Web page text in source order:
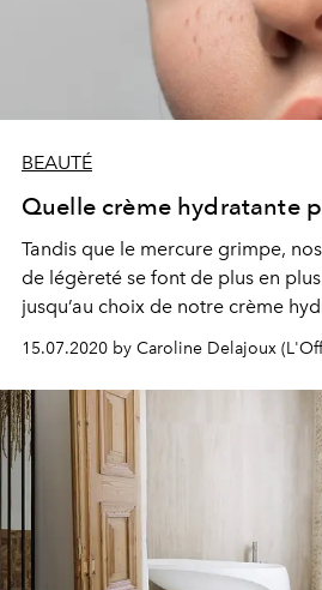
BEAUTÉ
Quelle crème hydratante
Tandis que le mercure grimpe,
de légèreté se font de plus en
jusqu’au choix de notre crème
alors notre crème riche au
émulsion légère, tout aussi
facilement et donne un coup de
peau.
15.07.2020 by Caroline Delajoux